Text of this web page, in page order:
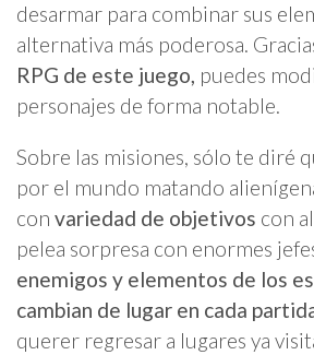
desarmar para combinar sus
alternativa más poderosa.
RPG de este juego, puedes
personajes de forma notable.
Sobre las misiones, sólo te diré
por el mundo matando
con variedad de objetivos con
pelea sorpresa con enormes
enemigos y elementos de los
cambian de lugar en cada
querer regresar a lugares ya